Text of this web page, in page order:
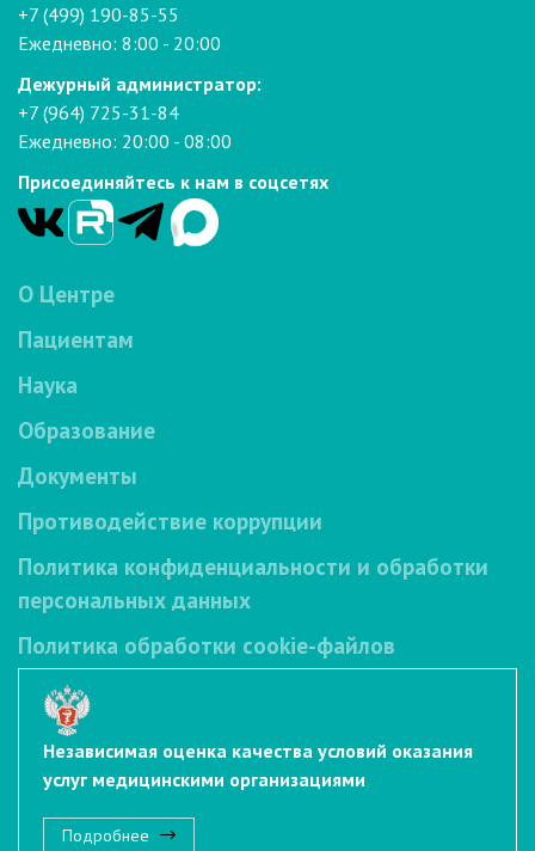
+7 (499) 190-85-55
Ежедневно: 8:00 - 20:00
Дежурный администратор:
+7 (964) 725-31-84
Ежедневно: 20:00 - 08:00
Присоединяйтесь к нам в соцсетях
О Центре
Пациентам
Наука
Образование
Документы
Противодействие коррупции
Политика конфиденциальности и обработки
персональных данных
Политика обработки cookie-файлов
Независимая оценка качества условий оказания
услуг медицинскими организациями
Подробнее